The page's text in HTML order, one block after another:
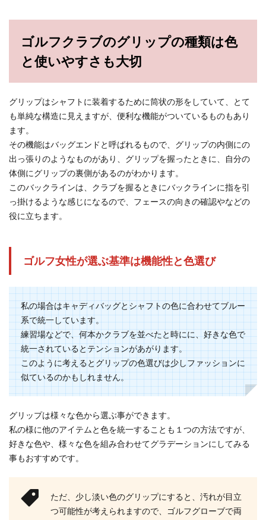
ゴルフクラブのグリップの種類は色
と使いやすさも大切
グリップはシャフトに装着するために筒状の形をしていて、とて
も単純な構造に見えますが、便利な機能がついているものもあり
ます。
その機能はバッグエンドと呼ばれるもので、グリップの内側にの
出っ張りのようなものがあり、グリップを握ったときに、自分の
体側にグリップの裏側があるのがわかります。
このバックラインは、クラブを握るときにバックラインに指を引
っ掛けるような感じになるので、フェースの向きの確認やなどの
役に立ちます。
ゴルフ女性が選ぶ基準は機能性と色選び
私の場合はキャディバッグとシャフトの色に合わせてブルー
系で統一しています。
練習場などで、何本かクラブを並べたと時にに、好きな色で
統一されているとテンションがあがります。
このように考えるとグリップの色選びは少しファッションに
似ているのかもしれません。
グリップは様々な色から選ぶ事ができます。
私の様に他のアイテムと色を統一することも１つの方法ですが、
好きな色や、様々な色を組み合わせてグラデーションにしてみる
事もおすすめです。
ただ、少し淡い色のグリップにすると、汚れが目立
つ可能性が考えられますので、ゴルフグローブで両